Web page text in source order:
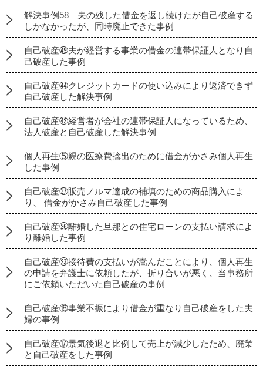
解決事例58 夫の残した借金を返し続けたが自己破産する
しかなかったが、同時廃止できた事例
自己破産㊾夫が経営する事業の借金の連帯保証人となり自
己破産した事例
自己破産㊹クレジットカードの使い込みにより返済できず
自己破産した解決事例
自己破産㊷経営者が会社の連帯保証人になっているため、
法人破産と自己破産した解決事例
個人再生⑤親の医療費捻出のために借金がかさみ個人再生
した事例
自己破産㉗販売ノルマ達成の補填のための商品購入によ
り、 借金がかさみ自己破産した事例
自己破産㉖離婚した旦那との住宅ローンの支払い請求によ
り離婚した事例
自己破産㉓接待費の支払いが嵩んだことにより、個人再生
の申請を弁護士に依頼したが、折り合いが悪く、当事務所
にご依頼いただいた自己破産の事例
自己破産⑱事業不振により借金が重なり自己破産をした夫
婦の事例
自己破産⑰景気後退と比例して売上が減少したため、廃業
と自己破産をした事例